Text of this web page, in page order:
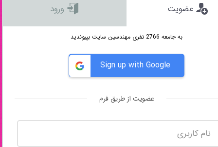
عضویت
به جامعه 2766 نفری مهندسین سایت بپیوندید
Sign up with Google
عضویت از طریق فرم